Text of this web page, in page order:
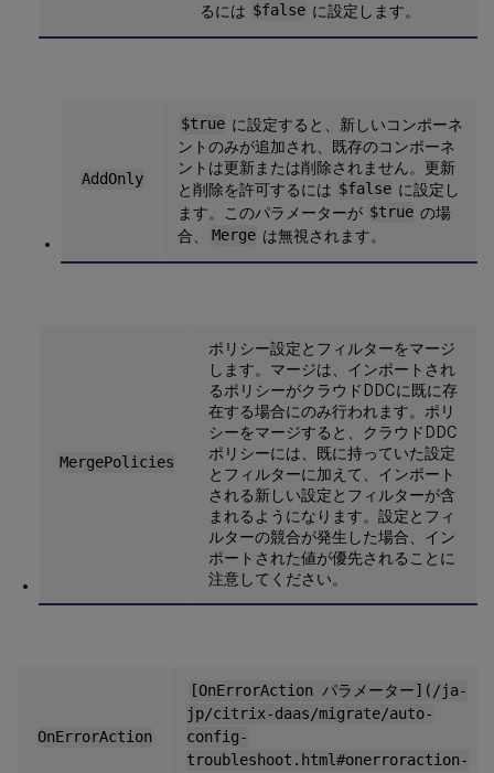
るには $false に設定します。
AddOnly
$true に設定すると、新しいコンポーネ
ントのみが追加され、既存のコンポーネ
ントは更新または削除されません。更新
と削除を許可するには $false に設定し
ます。このパラメーターが $true の場
合、
Merge は無視されます。
MergePolicies
ポリシー設定とフィルターをマージ
します。マージは、インポートされ
るポリシーがクラウドDDCに既に存
在する場合にのみ行われます。ポリ
シーをマージすると、クラウドDDC
ポリシーには、既に持っていた設定
とフィルターに加えて、インポート
される新しい設定とフィルターが含
まれるようになります。設定とフィ
ルターの競合が発生した場合、イン
ポートされた値が優先されることに
注意してください。
OnErrorAction
[OnErrorAction パラメーター](/ja-
jp/citrix-daas/migrate/auto-
config-
troubleshoot.html#onerroraction-